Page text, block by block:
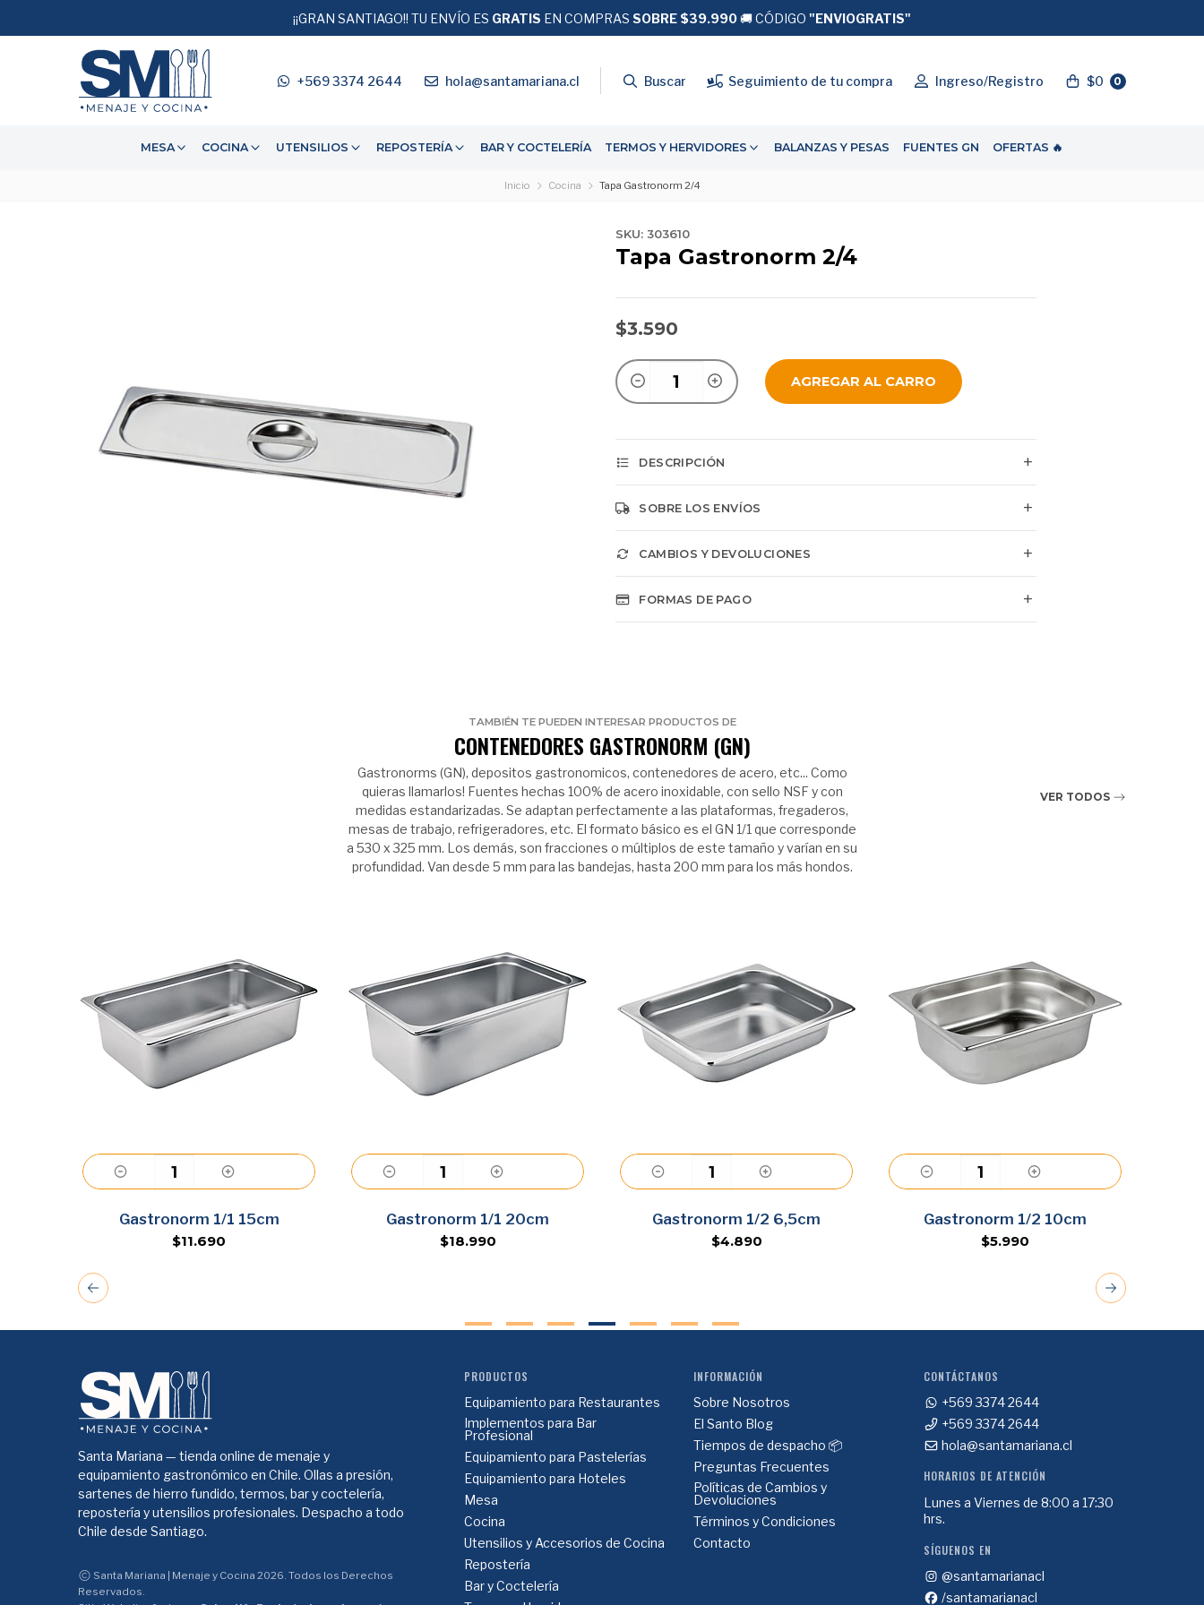
+569 3374 2644 hola@santamariana.cl Buscar Seguimiento de tu compra Ingreso/Registro $0 0
MESA COCINA UTENSILIOS REPOSTERÍA BAR Y COCTELERÍA TERMOS Y HERVIDORES BALANZAS Y PESAS FUENTES GN OFERTAS 🔥
¡¡GRAN SANTIAGO!! TU ENVÍO ES GRATIS EN COMPRAS SOBRE $39.990🚚 CÓDIGO "ENVIOGRATIS"
DESPACHO EXPRESS 24 hrs hábiles
Inicio Cocina Tapa Gastronorm 2/4
SKU: 303610
Tapa Gastronorm 2/4
$3.590
AGREGAR AL CARRO
DESCRIPCIÓN
SOBRE LOS ENVÍOS
CAMBIOS Y DEVOLUCIONES
FORMAS DE PAGO
TAMBIÉN TE PUEDEN INTERESAR PRODUCTOS DE
CONTENEDORES GASTRONORM (GN)
Gastronorms (GN), depositos gastronomicos, contenedores de acero, etc... Como
quieras llamarlos! Fuentes hechas 100% de acero inoxidable, con sello NSF y con
medidas estandarizadas. Se adaptan perfectamente a las plataformas, fregaderos,
mesas de trabajo, refrigeradores, etc. El formato básico es el GN 1/1 que corresponde
a 530 x 325 mm. Los demás, son fracciones o múltiplos de este tamaño y varían en su
profundidad. Van desde 5 mm para las bandejas, hasta 200 mm para los más hondos.
VER TODOS
Agregar
Gastronorm 1/1 15cm
$11.690
Agregar
Gastronorm 1/1 20cm
$18.990
Agregar
Gastronorm 1/2 6,5cm
$4.890
Agregar
Gastronorm 1/2 10cm
$5.990
Santa Mariana — tienda online de menaje y
equipamiento gastronómico en Chile. Ollas a presión,
sartenes de hierro fundido, termos, bar y coctelería,
repostería y utensilios profesionales. Despacho a todo
Chile desde Santiago.
Santa Mariana | Menaje y Cocina 2026. Todos los Derechos
Reservados.
PRODUCTOS
Equipamiento para Restaurantes
Implementos para Bar
Profesional
Equipamiento para Pastelerías
Equipamiento para Hoteles
Mesa
Cocina
Utensilios y Accesorios de Cocina
Repostería
Bar y Coctelería
INFORMACIÓN
Sobre Nosotros
El Santo Blog
Tiempos de despacho 📦
Preguntas Frecuentes
Políticas de Cambios y
Devoluciones
Términos y Condiciones
Contacto
CONTÁCTANOS
+569 3374 2644
+569 3374 2644
hola@santamariana.cl
HORARIOS DE ATENCIÓN
Lunes a Viernes de 8:00 a 17:30
hrs.
SÍGUENOS EN
@santamarianacl
/santamarianacl